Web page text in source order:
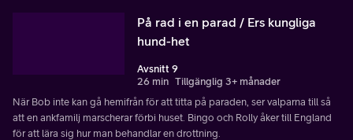
På rad i en parad / Ers kungliga
hund-het
Avsnitt 9
26 min Tillgänglig 3+ månader
När Bob inte kan gå hemifrån för att titta på paraden, ser valparna till så
att en ankfamilj marscherar förbi huset. Bingo och Rolly åker till England
för att lära sig hur man behandlar en drottning.